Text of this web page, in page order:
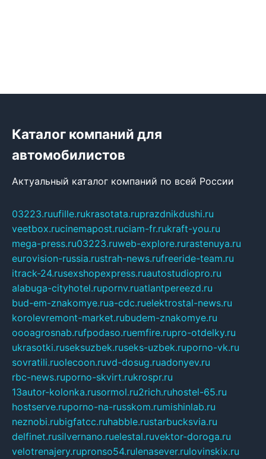
Каталог компаний для
автомобилистов
Актуальный каталог компаний по всей России
03223.ruufille.rukrasotata.ruprazdnikdushi.ru
veetbox.rucinemapost.ruciam-fr.rukraft-you.ru
mega-press.ru03223.ruweb-explore.rurastenuya.ru
eurovision-russia.rustrah-news.rufreeride-team.ru
itrack-24.rusexshopexpress.ruautostudiopro.ru
alabuga-cityhotel.rupornv.ruatlantpereezd.ru
bud-em-znakomye.rua-cdc.ruelektrostal-news.ru
korolevremont-market.rubudem-znakomye.ru
oooagrosnab.rufpodaso.ruemfire.rupro-otdelky.ru
ukrasotki.ruseksuzbek.ruseks-uzbek.ruporno-vk.ru
sovratili.ruolecoon.ruvd-dosug.ruadonyev.ru
rbc-news.ruporno-skvirt.rukrospr.ru
13autor-kolonka.rusormol.ru2rich.ruhostel-65.ru
hostserve.ruporno-na-russkom.rumishinlab.ru
neznobi.rubigfatcc.ruhabble.rustarbucksvia.ru
delfinet.rusilvernano.ruelestal.ruvektor-doroga.ru
velotrenajery.rupronso54.rulenasever.rulovinskix.ru